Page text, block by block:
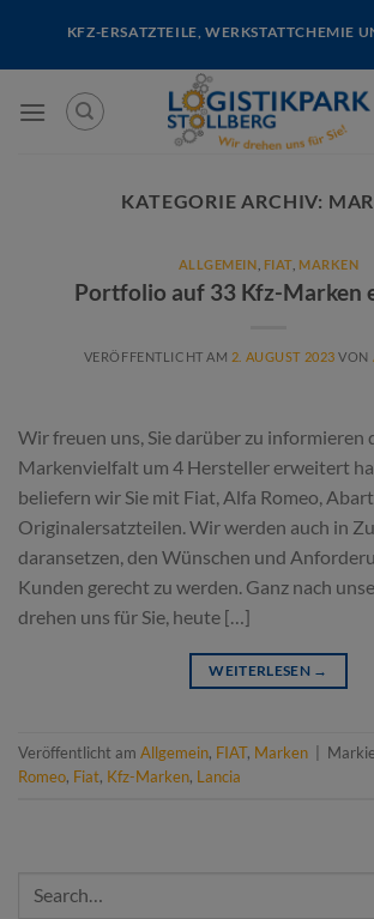
content
KFZ-ERSATZTEILE, WERKSTATTCHEMIE
KATEGORIE ARCHIV:
ALLGEMEIN FIAT, MARKEN
Portfolio auf 33 Kfz-Marken
VERÖFFENTLICHT AM 2. AUGUST 2023 VON
Wir freuen uns, Sie darüber zu informieren
Markenvielfalt um 4 Hersteller erweitert
beliefern wir Sie mit Fiat, Alfa Romeo,
Originalersatzteilen. Wir werden auch in
daransetzen, den Wünschen und
Kunden gerecht zu werden. Ganz nach
drehen uns für Sie, heute […]
WEITERLESEN →
Veröffentlicht am Allgemein, FIAT, Marken
Romeo, Fiat, Kfz-Marken, Lancia